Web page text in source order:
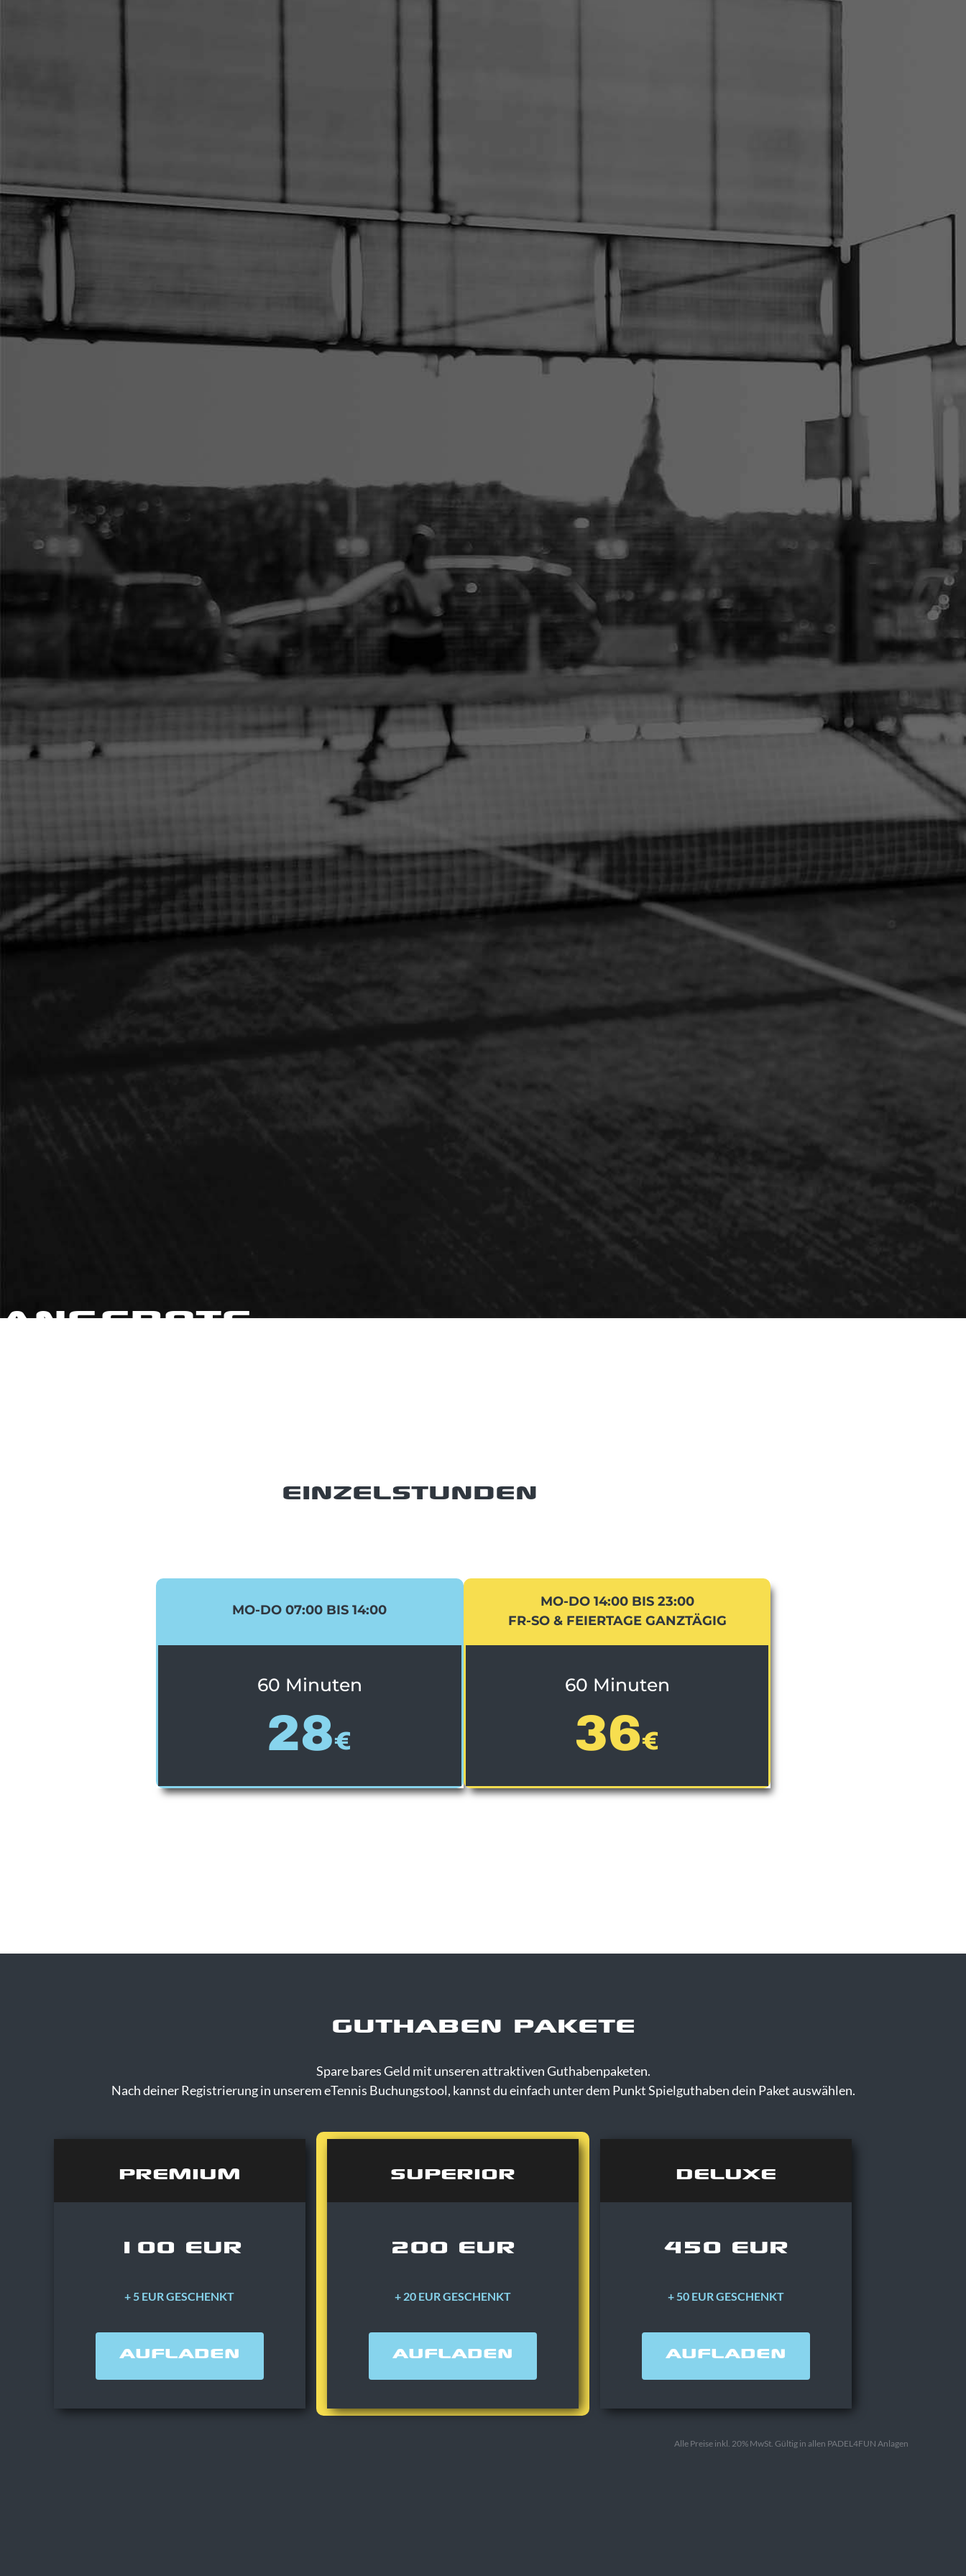
Angebote
EINZELSTUNDEN
MO-DO 07:00 BIS 14:00
60 Minuten
28€
MO-DO 14:00 BIS 23:00
FR-SO & FEIERTAGE GANZTÄGIG
60 Minuten
36€
GUTHABEN PAKETE
Spare bares Geld mit unseren attraktiven Guthabenpaketen.
Nach deiner Registrierung in unserem eTennis Buchungstool, kannst du einfach unter dem Punkt Spielguthaben dein Paket auswählen.
PREMIUM
100 EUR
+ 5 EUR GESCHENKT
AUFLADEN
SUPERIOR
200 EUR
+ 20 EUR GESCHENKT
AUFLADEN
DELUXE
450 EUR
+ 50 EUR GESCHENKT
AUFLADEN
Alle Preise inkl. 20% MwSt. Gültig in allen PADEL4FUN Anlagen